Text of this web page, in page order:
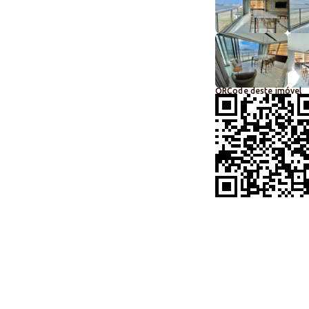
QRCode deste imóvel